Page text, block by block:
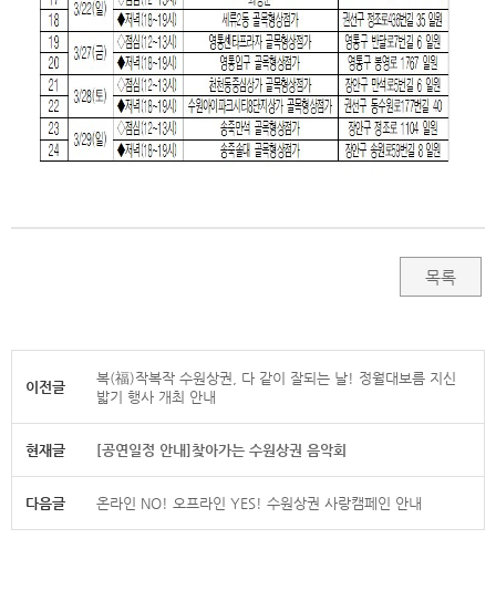
목록
이전글
복(福)작복작 수원상권, 다 같이 잘되는 날! 정월대보름 지신
밟기 행사 개최 안내
현재글 [공연일정 안내]찾아가는 수원상권 음악회
다음글 온라인 NO! 오프라인 YES! 수원상권 사랑캠페인 안내